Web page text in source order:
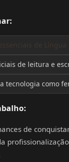
de
de leitura e
tecnologia como
:
de